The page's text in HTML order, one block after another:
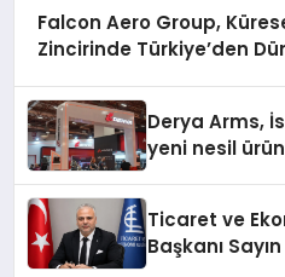
Falcon Aero Group,
Zincirinde Türkiye’den
Derya Arms,
yeni nesil
Ticaret ve
Başkanı